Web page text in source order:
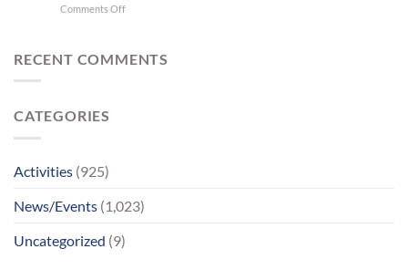
મિલન
આનંદનો
Comments Offon
ચાર
વર્ષોની
RECENT COMMENTS
CATEGORIES
Activities (925)
News/Events (1,023)
Uncategorized (9)